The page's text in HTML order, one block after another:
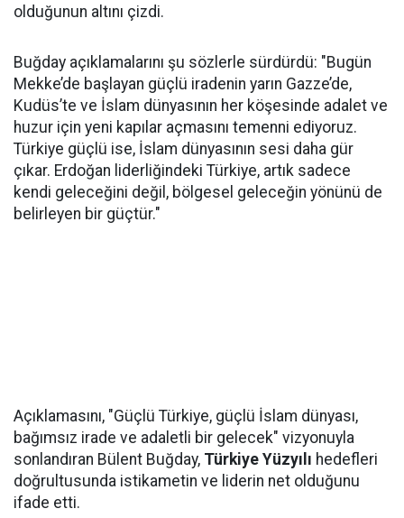
olduğunun altını çizdi.
Buğday açıklamalarını şu sözlerle sürdürdü: "Bugün
Mekke’de başlayan güçlü iradenin yarın Gazze’de,
Kudüs’te ve İslam dünyasının her köşesinde adalet ve
huzur için yeni kapılar açmasını temenni ediyoruz.
Türkiye güçlü ise, İslam dünyasının sesi daha gür
çıkar. Erdoğan liderliğindeki Türkiye, artık sadece
kendi geleceğini değil, bölgesel geleceğin yönünü de
belirleyen bir güçtür."
Açıklamasını, "Güçlü Türkiye, güçlü İslam dünyası,
bağımsız irade ve adaletli bir gelecek" vizyonuyla
sonlandıran Bülent Buğday, Türkiye Yüzyılı hedefleri
doğrultusunda istikametin ve liderin net olduğunu
ifade etti.